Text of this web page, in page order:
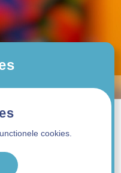
0,00€
cookies.